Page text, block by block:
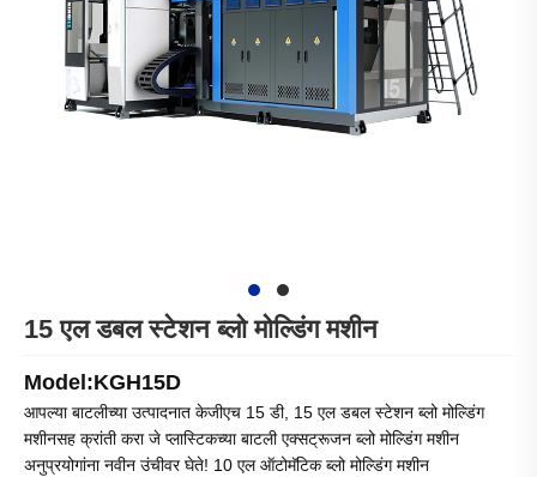
15 एल डबल स्टेशन ब्लो मोल्डिंग मशीन
Model:KGH15D
आपल्या बाटलीच्या उत्पादनात केजीएच 15 डी, 15 एल डबल स्टेशन ब्लो मोल्डिंग
मशीनसह क्रांती करा जे प्लास्टिकच्या बाटली एक्सट्रूजन ब्लो मोल्डिंग मशीन
अनुप्रयोगांना नवीन उंचीवर घेते! 10 एल ऑटोमॅटिक ब्लो मोल्डिंग मशीन